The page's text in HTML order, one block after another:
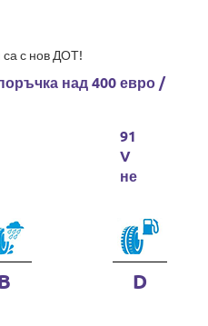
са с нов ДОТ!
над 400 евро /
91
V
не
D